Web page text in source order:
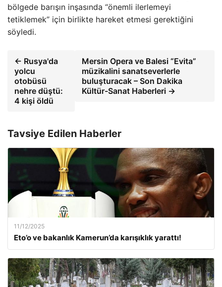
bölgede barışın inşasında “önemli ilerlemeyi
tetiklemek” için birlikte hareket etmesi gerektiğini
söyledi.
← Rusya'da
yolcu
otobüsü
nehre düştü:
4 kişi öldü
Mersin Opera ve Balesi “Evita”
müzikalini sanatseverlerle
buluşturacak – Son Dakika
Kültür-Sanat Haberleri →
Tavsiye Edilen Haberler
11/12/2025
Eto’o ve bakanlık Kamerun’da karışıklık yarattı!